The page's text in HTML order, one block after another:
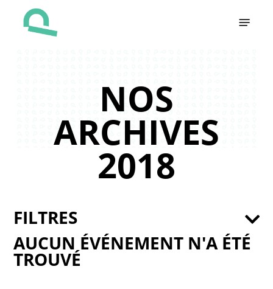
NOS
ARCHIVES
2018
AUCUN ÉVÉNEMENT N'A ÉTÉ
TROUVÉ
FILTRES